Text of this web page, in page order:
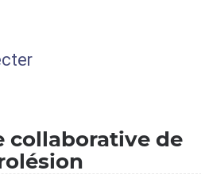
collaborative de